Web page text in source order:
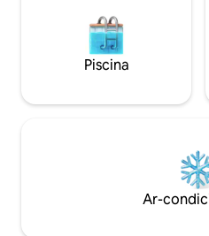
localização, onde você pode
ao longo do moderno
se estivesse dando um passeio. Reserve
2 quartos ao mesmo tempo
família grande ou uma
Você pode usar o andar inteiro
uma viagem relaxante que é
Piscina
Ar-